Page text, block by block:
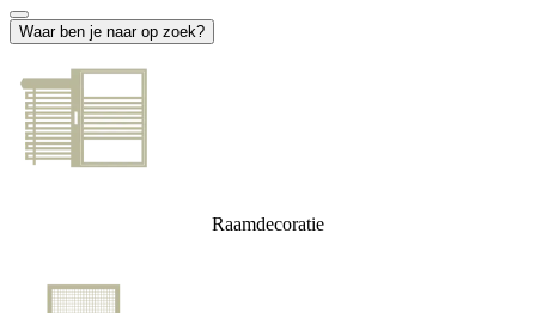
Waar ben je naar op zoek?
Raamdecoratie